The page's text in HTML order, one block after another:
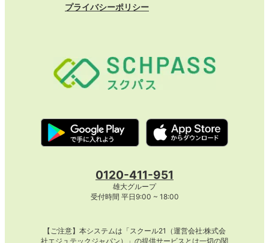
プライバシーポリシー
0120-411-951
雄大グループ
受付時間 平日9:00 ~ 18:00
【ご注意】本システムは「スクール21（運営会社:株式会
社エジュテックジャパン）」の提供サービスとは一切の関